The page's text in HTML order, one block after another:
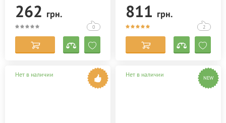
262 грн.
0
811 грн.
2
Нет в наличии Нет в наличии NEW